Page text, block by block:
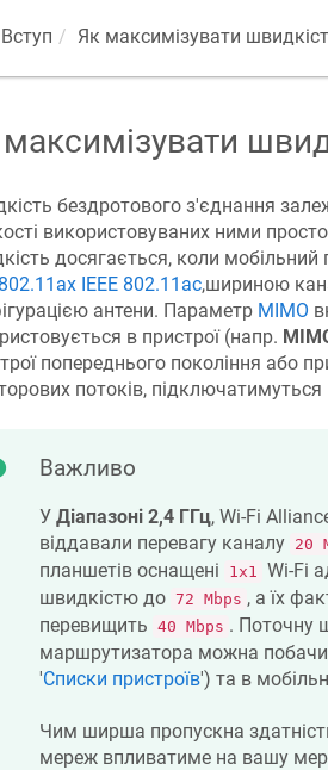
Вступ Як максимізувати
бездротового з'єднання
використовуваних ними
досягається, коли мобільний
IEEE 802.11ас,шириною
антени. Параметр МІМО
в пристрої (напр.
попереднього покоління або
потоків,
Важливо
У Діапазоні 2,4 ГГц, Wi-Fi
віддавали перевагу каналу 20
планшетів оснащені
1x1
Wi-Fi
швидкістю до 72 Mbps , а їх
перевищить 40 Mbps . Поточну
маршрутизатора можна
'Списки пристроїв') та в
Чим ширша пропускна
мереж впливатиме на вашу